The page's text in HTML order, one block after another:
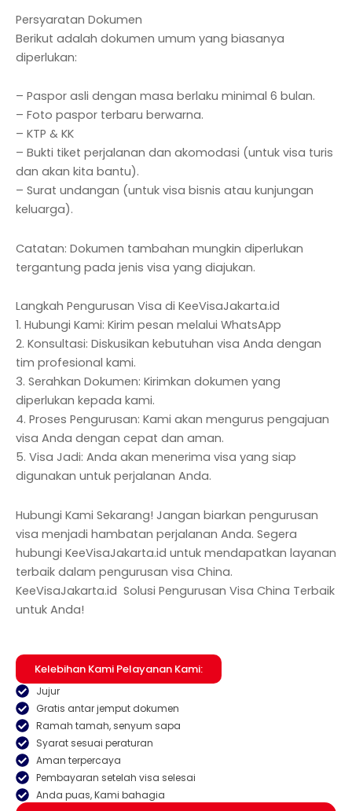
Persyaratan Dokumen
Berikut adalah dokumen umum yang biasanya
diperlukan:
– Paspor asli dengan masa berlaku minimal 6 bulan.
– Foto paspor terbaru berwarna.
– KTP & KK
– Bukti tiket perjalanan dan akomodasi (untuk visa turis
dan akan kita bantu).
– Surat undangan (untuk visa bisnis atau kunjungan
keluarga).
Catatan: Dokumen tambahan mungkin diperlukan
tergantung pada jenis visa yang diajukan.
Langkah Pengurusan Visa di KeeVisaJakarta.id
1. Hubungi Kami: Kirim pesan melalui WhatsApp
2. Konsultasi: Diskusikan kebutuhan visa Anda dengan
tim profesional kami.
3. Serahkan Dokumen: Kirimkan dokumen yang
diperlukan kepada kami.
4. Proses Pengurusan: Kami akan mengurus pengajuan
visa Anda dengan cepat dan aman.
5. Visa Jadi: Anda akan menerima visa yang siap
digunakan untuk perjalanan Anda.
Hubungi Kami Sekarang! Jangan biarkan pengurusan
visa menjadi hambatan perjalanan Anda. Segera
hubungi KeeVisaJakarta.id untuk mendapatkan layanan
terbaik dalam pengurusan visa China.
KeeVisaJakarta.id Solusi Pengurusan Visa China Terbaik
untuk Anda!
Kelebihan Kami Pelayanan Kami:
Jujur
Gratis antar jemput dokumen
Ramah tamah, senyum sapa
Syarat sesuai peraturan
Aman terpercaya
Pembayaran setelah visa selesai
Anda puas, Kami bahagia